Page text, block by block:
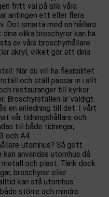
fritt val på alla våra
antingen ett eller flera
Det smarta med en hållare
olika broschyrer kan ha
av våra broschyrhållare
akryl, vilket gör att dina
När du vill ha flexibilitet
och ställ passar in i allt
restauranger till kyrkor
Broschyrställen är väldigt
en anledning till det. I vårt
vår tidningshållare och
till både tidningar,
och A4.
utomhus? Så gott
användas utomhus då
och plast. Tänk dock
broschyrer eller
kan stå utomhus.
större och mindre